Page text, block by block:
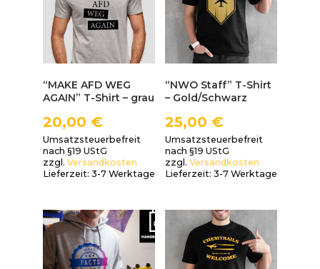
“MAKE AFD WEG
AGAIN” T-Shirt – grau
20,00 €
Umsatzsteuerbefreit
nach §19 UStG
zzgl. Versandkosten
Lieferzeit: 3-7 Werktage
“NWO Staff” T-Shirt
– Gold/Schwarz
25,00 €
Umsatzsteuerbefreit
nach §19 UStG
zzgl. Versandkosten
Lieferzeit: 3-7 Werktage